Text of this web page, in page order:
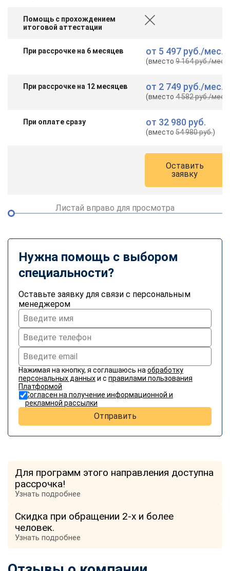
Помощь с прохождением
итоговой аттестации
При рассрочке на 6 месяцев от 5 497 руб./мес.
(вместо9 164 руб./мес.
При рассрочке на 12 месяцев от 2 749 руб./мес.
(вместо4 582 руб./мес.
При оплате сразу от 32 980 руб.
(вместо54 980 руб.)
Оставить
заявку
Листай вправо для просмотра
Нужна помощь с выбором
специальности?
Оставьте заявку для связи с персональным
менеджером
Нажимая на кнопку, я соглашаюсь на обработку
персональных данныхи с правилами пользования
Платформой
Согласен на получение информационной и
рекламной рассылки
Отправить
Для программ этого направления доступна
рассрочка!
Узнать подробнее
Скидка при обращении 2-х и более
человек.
Узнать подробнее